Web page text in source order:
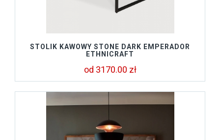
STOLIK KAWOWY STONE DARK EMPERADOR
ETHNICRAFT
od 3170.00 zł